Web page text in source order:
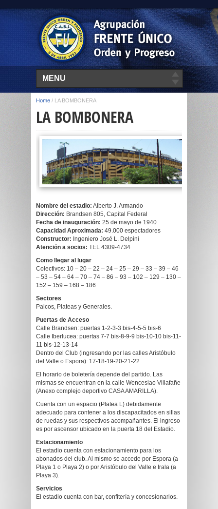
MENU
Home / LA BOMBONERA
LA BOMBONERA
Nombre del estadio: Alberto J. Armando
Dirección: Brandsen 805, Capital Federal
Fecha de inauguración: 25 de mayo de 1940
Capacidad Aproximada: 49.000 espectadores
Constructor: Ingeniero José L. Delpini
Atención a socios: TEL 4309-4734
Como llegar al lugar
Colectivos: 10 – 20 – 22 – 24 – 25 – 29 – 33 – 39 – 46
– 53 – 54 – 64 – 70 – 74 – 86 – 93 – 102 – 129 – 130 –
152 – 159 – 168 – 186
Sectores
Palcos, Plateas y Generales.
Puertas de Acceso
Calle Brandsen: puertas 1-2-3-3 bis-4-5-5 bis-6
Calle Iberlucea: puertas 7-7 bis-8-9-9 bis-10-10 bis-11-
11 bis-12-13-14
Dentro del Club (ingresando por las calles Aristóbulo
del Valle o Espora): 17-18-19-20-21-22
El horario de boletería depende del partido. Las
mismas se encuentran en la calle Wenceslao Villafañe
(Anexo complejo deportivo CASA AMARILLA).
Cuenta con un espacio (Platea L) debidamente
adecuado para contener a los discapacitados en sillas
de ruedas y sus respectivos acompañantes. El ingreso
es por ascensor ubicado en la puerta 18 del Estadio.
Estacionamiento
El estadio cuenta con estacionamiento para los
abonados del club. Al mismo se accede por Espora (a
Playa 1 o Playa 2) o por Aristóbulo del Valle e Irala (a
Playa 3).
Servicios
El estadio cuenta con bar, confitería y concesionarios.